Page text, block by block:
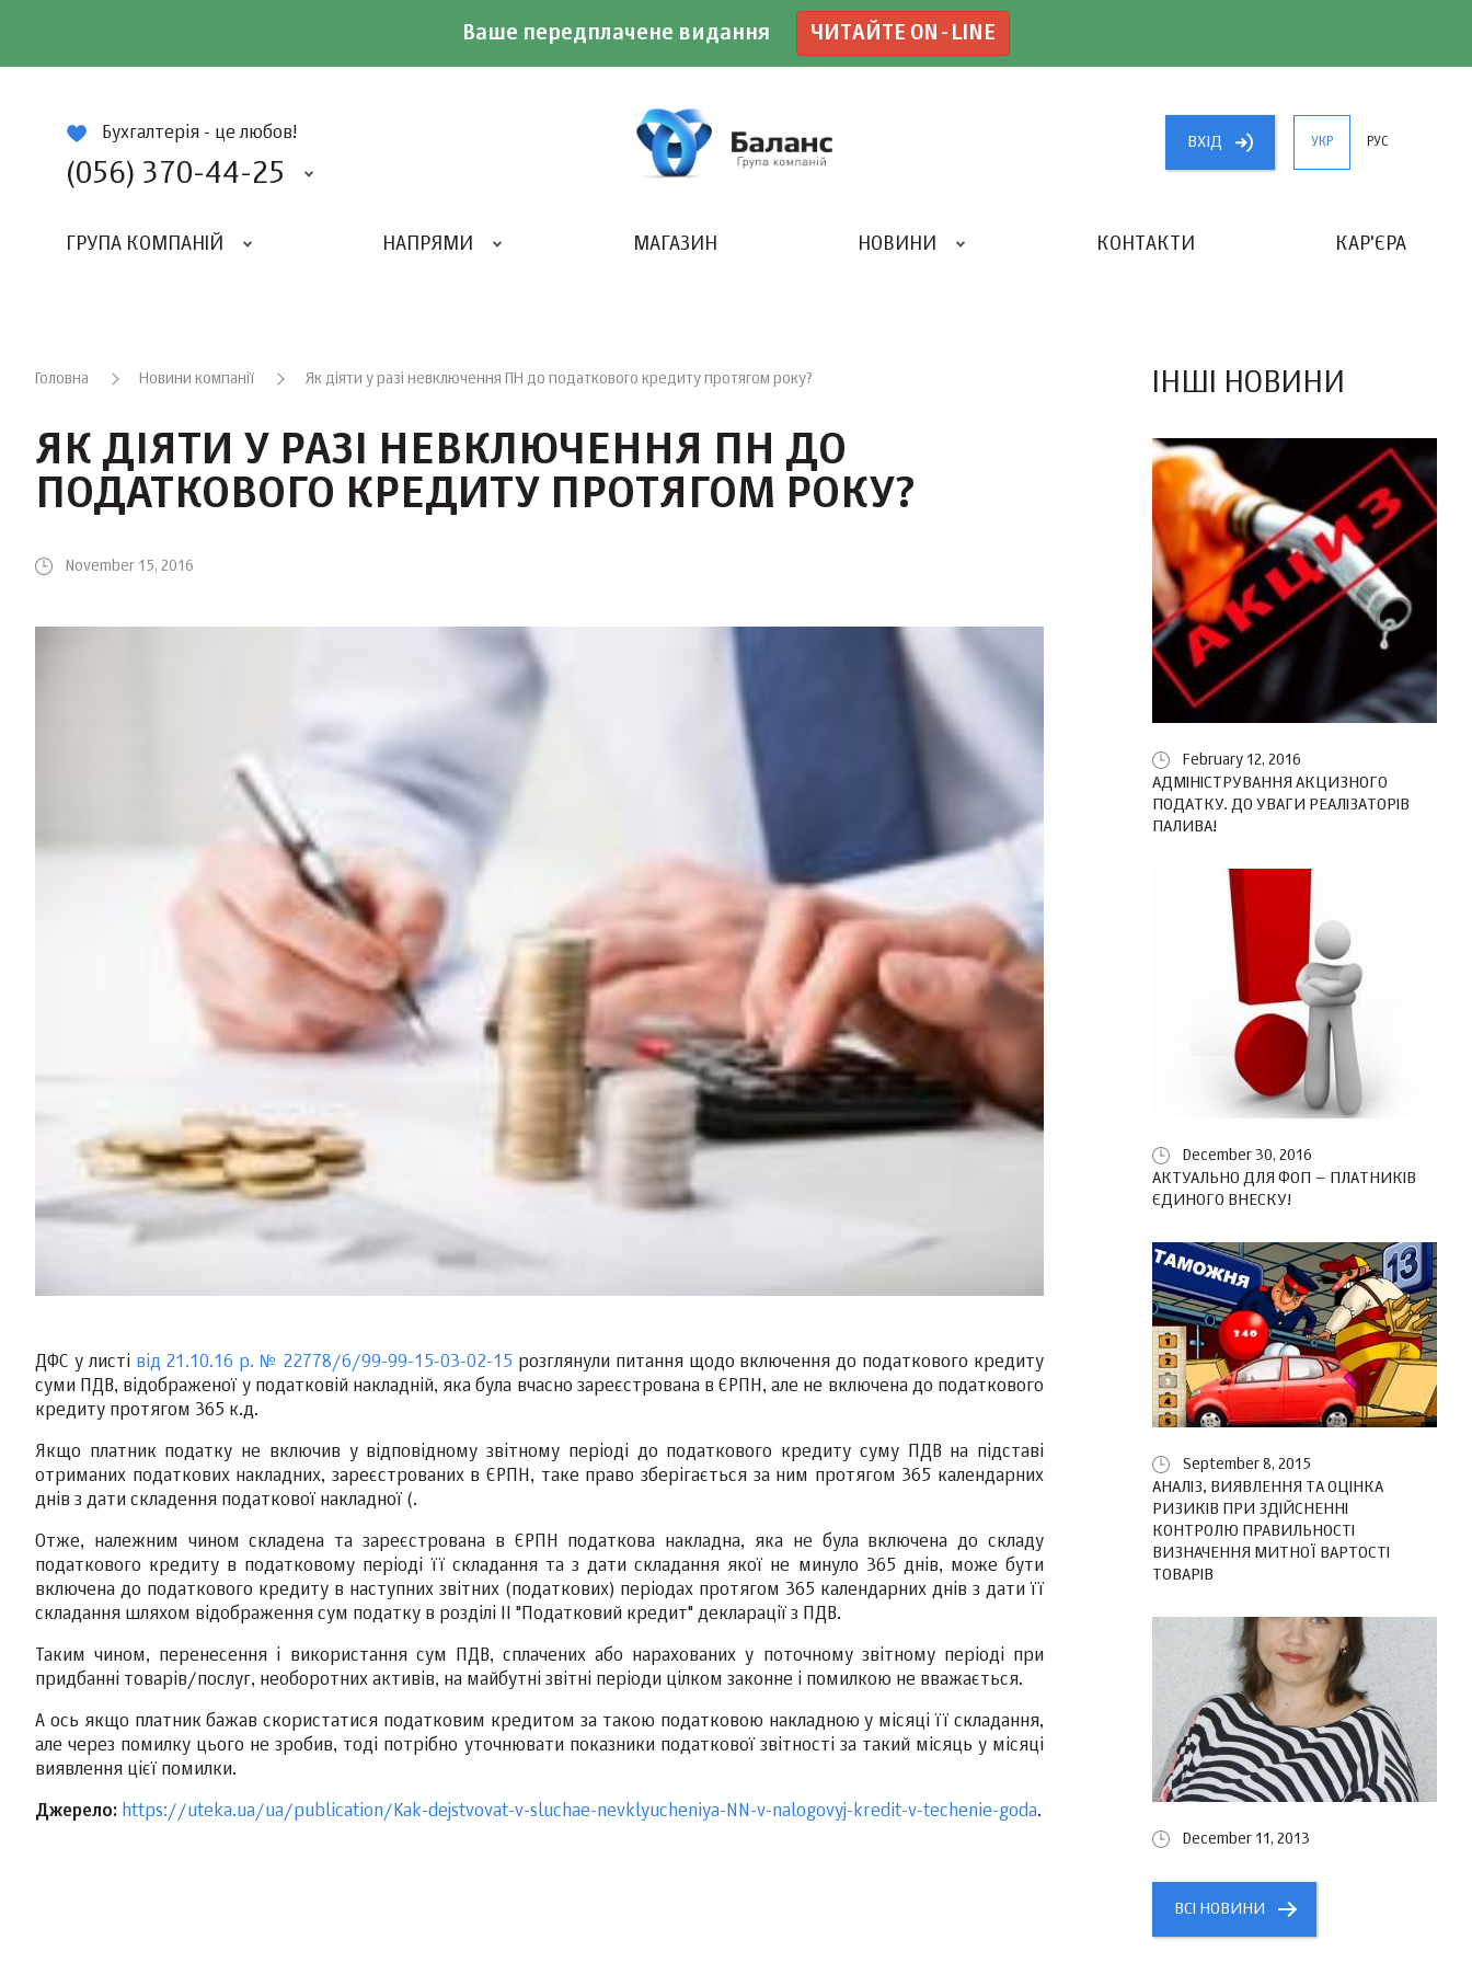
Ваше передплачене видання ЧИТАЙТЕ ON-LINE
Бухгалтерія - це любов!
(056) 370-44-25
ВХIД УКР РУС
ГРУПА КОМПАНІЙ НАПРЯМИ МАГАЗИН НОВИНИ КОНТАКТИ КАР'ЄРА
Головна Новини компанії Як діяти у разі невключення ПН до податкового кредиту протягом року?
ЯК ДІЯТИ У РАЗІ НЕВКЛЮЧЕННЯ ПН ДО
ПОДАТКОВОГО КРЕДИТУ ПРОТЯГОМ РОКУ?
November 15, 2016
ДФС у листі від 21.10.16 р. № 22778/6/99-99-15-03-02-15 розглянули питання щодо включення до податкового кредиту
суми ПДВ, відображеної у податковій накладній, яка була вчасно зареєстрована в ЄРПН, але не включена до податкового
кредиту протягом 365 к.д.
Якщо платник податку не включив у відповідному звітному періоді до податкового кредиту суму ПДВ на підставі
отриманих податкових накладних, зареєстрованих в ЄРПН, таке право зберігається за ним протягом 365 календарних
днів з дати складення податкової накладної (.
Отже, належним чином складена та зареєстрована в ЄРПН податкова накладна, яка не була включена до складу
податкового кредиту в податковому періоді її складання та з дати складання якої не минуло 365 днів, може бути
включена до податкового кредиту в наступних звітних (податкових) періодах протягом 365 календарних днів з дати її
складання шляхом відображення сум податку в розділі II "Податковий кредит" декларації з ПДВ.
Таким чином, перенесення і використання сум ПДВ, сплачених або нарахованих у поточному звітному періоді при
придбанні товарів/послуг, необоротних активів, на майбутні звітні періоди цілком законне і помилкою не вважається.
А ось якщо платник бажав скористатися податковим кредитом за такою податковою накладною у місяці її складання,
але через помилку цього не зробив, тоді потрібно уточнювати показники податкової звітності за такий місяць у місяці
виявлення цієї помилки.
Джерело: https://uteka.ua/ua/publication/Kak-dejstvovat-v-sluchae-nevklyucheniya-NN-v-nalogovyj-kredit-v-techenie-goda.
ІНШІ НОВИНИ
February 12, 2016
АДМІНІСТРУВАННЯ АКЦИЗНОГО
ПОДАТКУ. ДО УВАГИ РЕАЛІЗАТОРІВ
ПАЛИВА!
December 30, 2016
АКТУАЛЬНО ДЛЯ ФОП – ПЛАТНИКІВ
ЄДИНОГО ВНЕСКУ!
September 8, 2015
АНАЛІЗ, ВИЯВЛЕННЯ ТА ОЦІНКА
РИЗИКІВ ПРИ ЗДІЙСНЕННІ
КОНТРОЛЮ ПРАВИЛЬНОСТІ
ВИЗНАЧЕННЯ МИТНОЇ ВАРТОСТІ
ТОВАРІВ
December 11, 2013
ВСІ НОВИНИ